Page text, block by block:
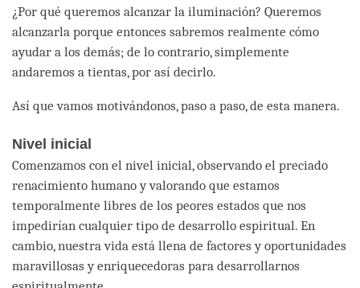
¿Por qué queremos alcanzar la iluminación? Queremos
alcanzarla porque entonces sabremos realmente cómo
ayudar a los demás; de lo contrario, simplemente
andaremos a tientas, por así decirlo.
Así que vamos motivándonos, paso a paso, de esta manera.
Nivel inicial
Comenzamos con el nivel inicial, observando el preciado
renacimiento humano y valorando que estamos
temporalmente libres de los peores estados que nos
impedirían cualquier tipo de desarrollo espiritual. En
cambio, nuestra vida está llena de factores y oportunidades
maravillosas y enriquecedoras para desarrollarnos